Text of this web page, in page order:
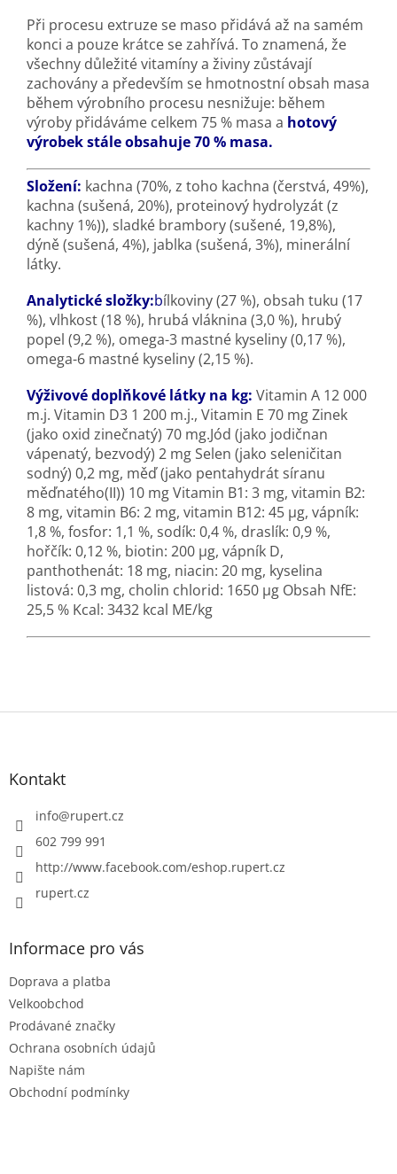
Při procesu extruze se maso přidává až na samém
konci a pouze krátce se zahřívá. To znamená, že
všechny důležité vitamíny a živiny zůstávají
zachovány a především se hmotnostní obsah masa
během výrobního procesu nesnižuje: během
výroby přidáváme celkem 75 % masa a hotový
výrobek stále obsahuje 70 % masa.
Složení: kachna (70%, z toho kachna (čerstvá, 49%),
kachna (sušená, 20%), proteinový hydrolyzát (z
kachny 1%)), sladké brambory (sušené, 19,8%),
dýně (sušená, 4%), jablka (sušená, 3%), minerální
látky.
Analytické složky:bílkoviny (27 %), obsah tuku (17
%), vlhkost (18 %), hrubá vláknina (3,0 %), hrubý
popel (9,2 %), omega-3 mastné kyseliny (0,17 %),
omega-6 mastné kyseliny (2,15 %).
Výživové doplňkové látky na kg: Vitamin A 12 000
m.j. Vitamin D3 1 200 m.j., Vitamin E 70 mg Zinek
(jako oxid zinečnatý) 70 mg.Jód (jako jodičnan
vápenatý, bezvodý) 2 mg Selen (jako seleničitan
sodný) 0,2 mg, měď (jako pentahydrát síranu
měďnatého(II)) 10 mg Vitamin B1: 3 mg, vitamin B2:
8 mg, vitamin B6: 2 mg, vitamin B12: 45 µg, vápník:
1,8 %, fosfor: 1,1 %, sodík: 0,4 %, draslík: 0,9 %,
hořčík: 0,12 %, biotin: 200 µg, vápník D,
panthothenát: 18 mg, niacin: 20 mg, kyselina
listová: 0,3 mg, cholin chlorid: 1650 µg Obsah NfE:
25,5 % Kcal: 3432 kcal ME/kg
Z
Kontakt
info@rupert.cz
602 799 991
http://www.facebook.com/eshop.rupert.cz
rupert.cz
Informace pro vás
Doprava a platba
Velkoobchod
Prodávané značky
Ochrana osobních údajů
Napište nám
Obchodní podmínky